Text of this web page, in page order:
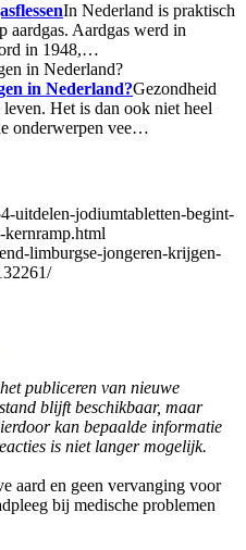
In Nederland is praktisch
aardgas. Aardgas werd in
in 1948,…
in Nederland?Gezondheid
Het is dan ook niet heel
onderwerpen vee…
uitdelen-jodiumtabletten-begint-
kernramp.html
limburgse-jongeren-krijgen-
publiceren van nieuwe
blijft beschikbaar, maar
kan bepaalde informatie
is niet langer mogelijk.
aard en geen vervanging voor
bij medische problemen